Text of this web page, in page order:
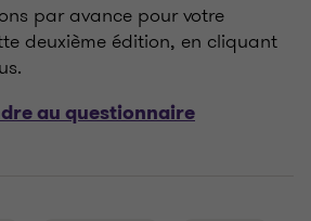
par avance pour votre
deuxième édition, en cliquant
au questionnaire